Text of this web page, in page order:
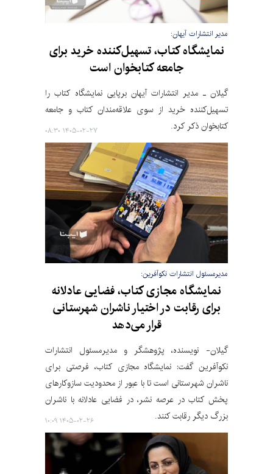
مدیر انتشارات آیهان:
نمایشگاه کتاب، تسهیل‌کننده خرید برای
جامعه کتابخوان است
گیلان ـ مدیر انتشارات آیهان برپایی نمایشگاه کتاب را
تسهیل‌کننده خرید از سوی علاقه‌مندان کتاب و جامعه
کتابخوان ذکر کرد.
۱۴۰۵-۰۲-۲۷ ۰۸:۳۰
مدیرمسئول انتشارات نکوآفرین:
نمایشگاه‌ مجازی کتاب، فضایی عادلانه
برای رقابت در اختیار ناشران شهرستانی
قرار می‌دهد
گیلان- نویسنده، پژوهشگر و مدیرمسئول انتشارات
نکوآفرین گفت: نمایشگاه مجازی کتاب، فرصتی برای
ناشران شهرستانی است تا با عبور از محدودیت سازوکارهای
پخش کتاب در عرصه نشر، در فضایی عادلانه با ناشران
بزرگ دیگر رقابت کنند.
۱۴۰۵-۰۲-۲۶ ۱۰:۰۹